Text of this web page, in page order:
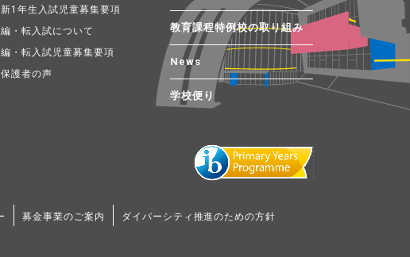
新1年生入試児童募集要項
編・転入試について
編・転入試児童募集要項
保護者の声
教育課程特例校の取り組み
News
学校便り
募金事業のご案内 ダイバーシティ推進のための方針